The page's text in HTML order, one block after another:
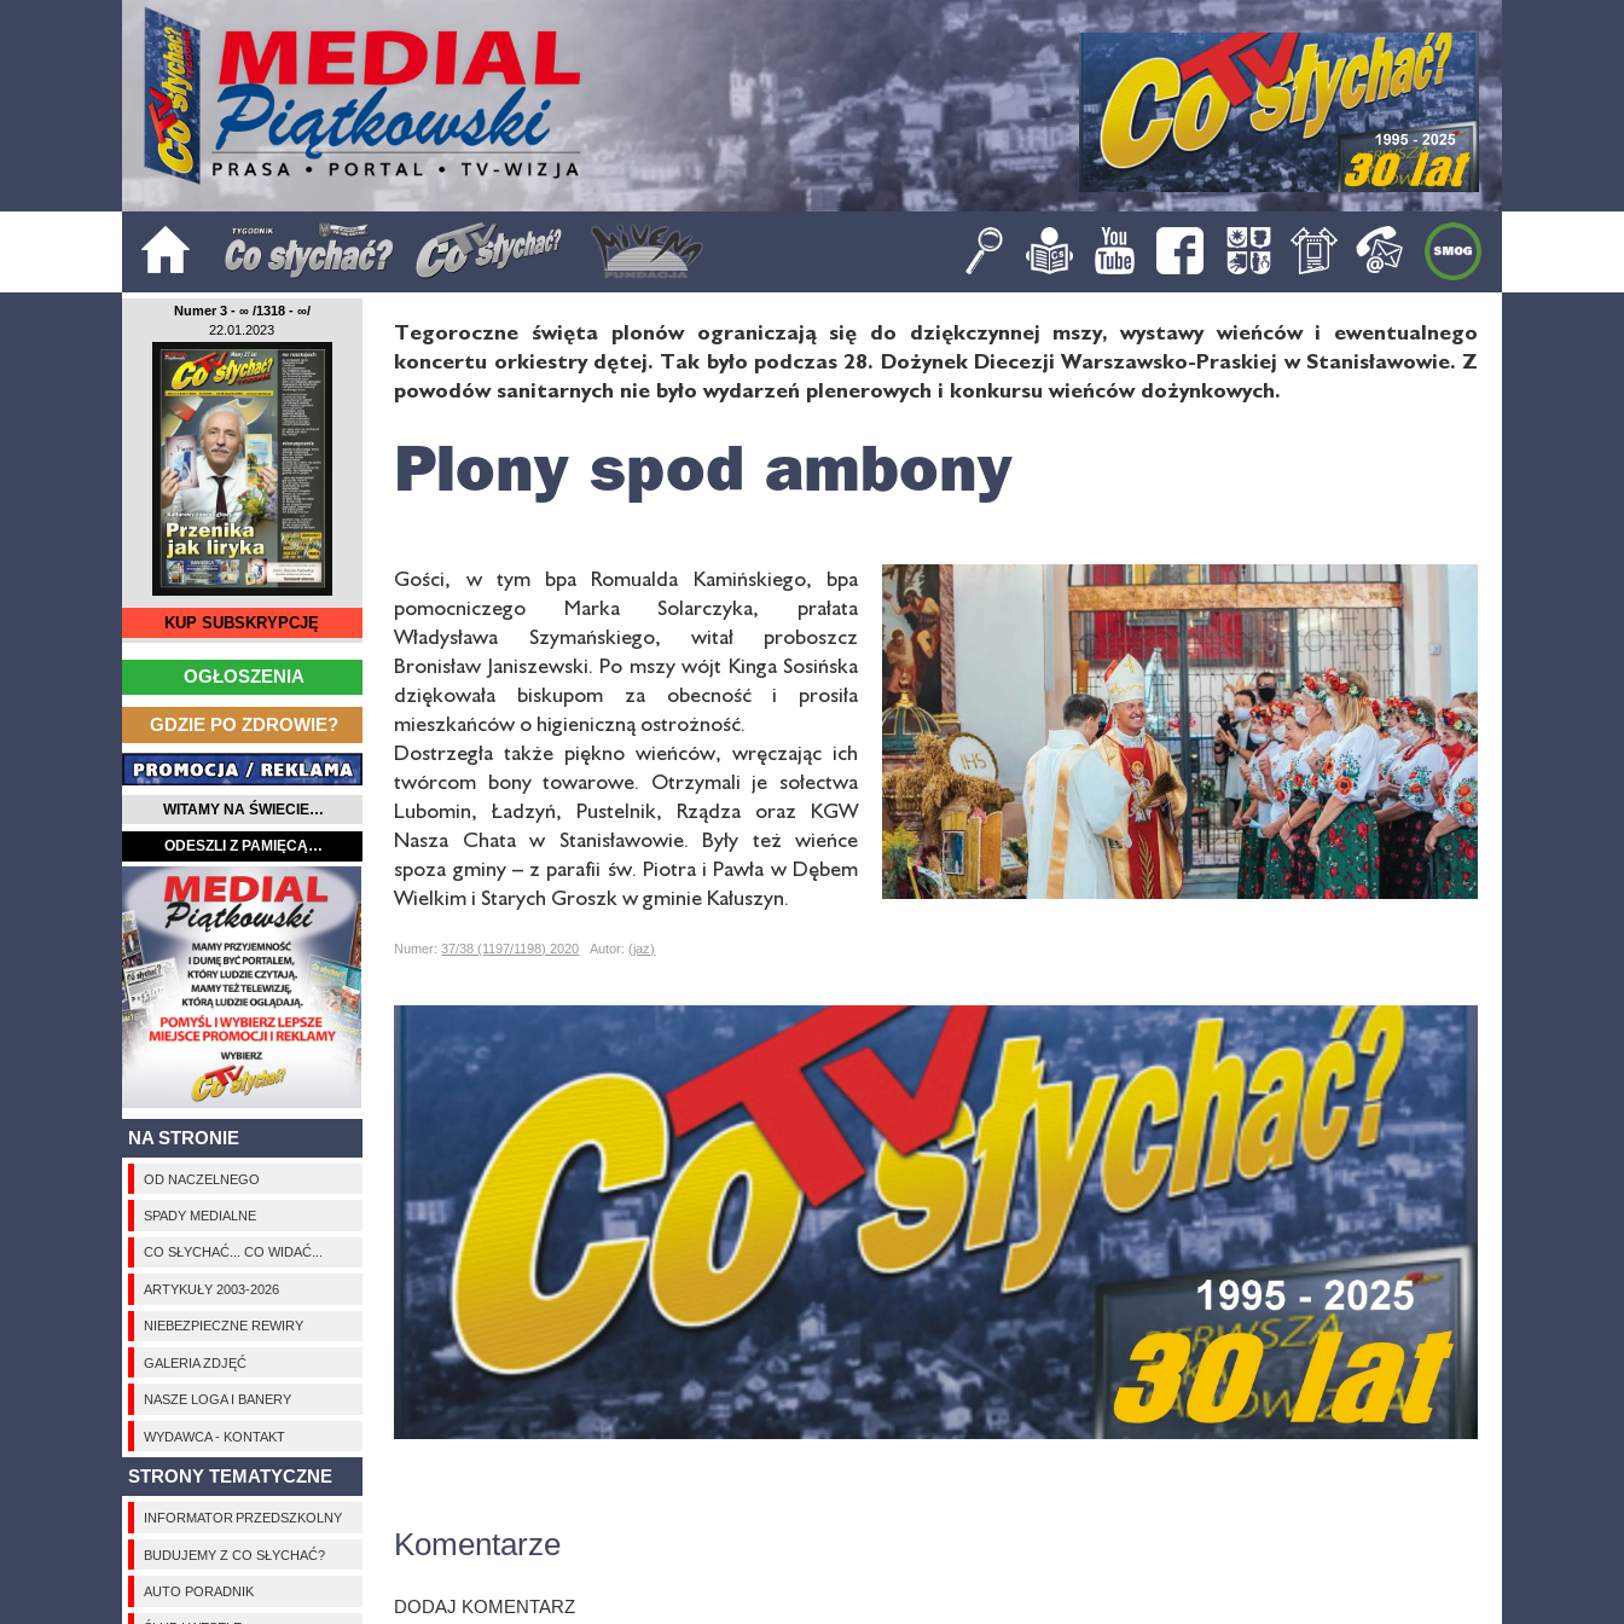
Numer 3 - ∞ /1318 - ∞/
22.01.2023
KUP SUBSKRYPCJĘ
OGŁOSZENIA
GDZIE PO ZDROWIE?
WITAMY NA ŚWIECIE…
ODESZLI Z PAMIĘCĄ…
NA STRONIE
OD NACZELNEGO
SPADY MEDIALNE
CO SŁYCHAĆ... CO WIDAĆ...
ARTYKUŁY 2003-2026
NIEBEZPIECZNE REWIRY
GALERIA ZDJĘĆ
NASZE LOGA I BANERY
WYDAWCA - KONTAKT
STRONY TEMATYCZNE
INFORMATOR PRZEDSZKOLNY
BUDUJEMY Z CO SŁYCHAĆ?
AUTO PORADNIK
Tegoroczne święta plonów ograniczają się do dziękczynnej mszy, wystawy wieńców i ewentualnego
koncertu orkiestry dętej. Tak było podczas 28. Dożynek Diecezji Warszawsko-Praskiej w Stanisławowie. Z
powodów sanitarnych nie było wydarzeń plenerowych i konkursu wieńców dożynkowych.
Plony spod ambony
Gości, w tym bpa Romualda Kamińskiego, bpa
pomocniczego Marka Solarczyka, prałata
Władysława Szymańskiego, witał proboszcz
Bronisław Janiszewski. Po mszy wójt Kinga Sosińska
dziękowała biskupom za obecność i prosiła
mieszkańców o higieniczną ostrożność.
Dostrzegła także piękno wieńców, wręczając ich
twórcom bony towarowe. Otrzymali je sołectwa
Lubomin, Ładzyń, Pustelnik, Rządza oraz KGW
Nasza Chata w Stanisławowie. Były też wieńce
spoza gminy – z parafii św. Piotra i Pawła w Dębem
Wielkim i Starych Groszk w gminie Kałuszyn.
Numer:37/38 (1197/1198) 2020 Autor:(jaz)
Komentarze
DODAJ KOMENTARZ